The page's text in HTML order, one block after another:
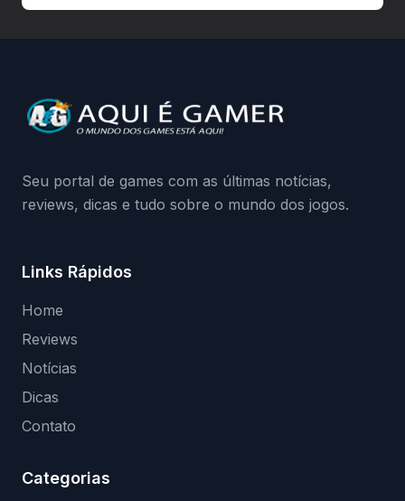
da Playground: negação do preload,
medidas contra acessos não autorizados
Seu portal de games com as últimas notícias,
reviews, dicas e tudo sobre o mundo dos jogos.
Links Rápidos
Home
Reviews
Notícias
Dicas
Contato
Categorias